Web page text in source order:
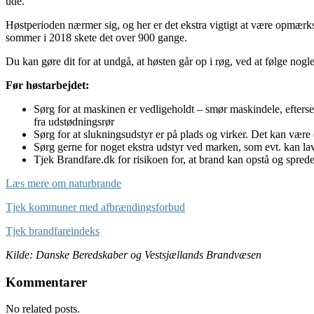
Høstperioden nærmer sig, og her er det ekstra vigtigt at være
sommer i 2018 skete det over 900 gange.
Du kan gøre dit for at undgå, at høsten går op i røg, ved at følge
Før høstarbejdet:
Sørg for at maskinen er vedligeholdt – smør maskindele,
fra udstødningsrør
Sørg for at slukningsudstyr er på plads og virker. Det kan
Sørg gerne for noget ekstra udstyr ved marken, som evt. kan
Tjek Brandfare.dk for risikoen for, at brand kan opstå og
Læs mere om naturbrande
Tjek kommuner med afbrændingsforbud
Tjek brandfareindeks
Kilde: Danske Beredskaber og Vestsjællands Brandvæsen
Kommentarer
No related posts.